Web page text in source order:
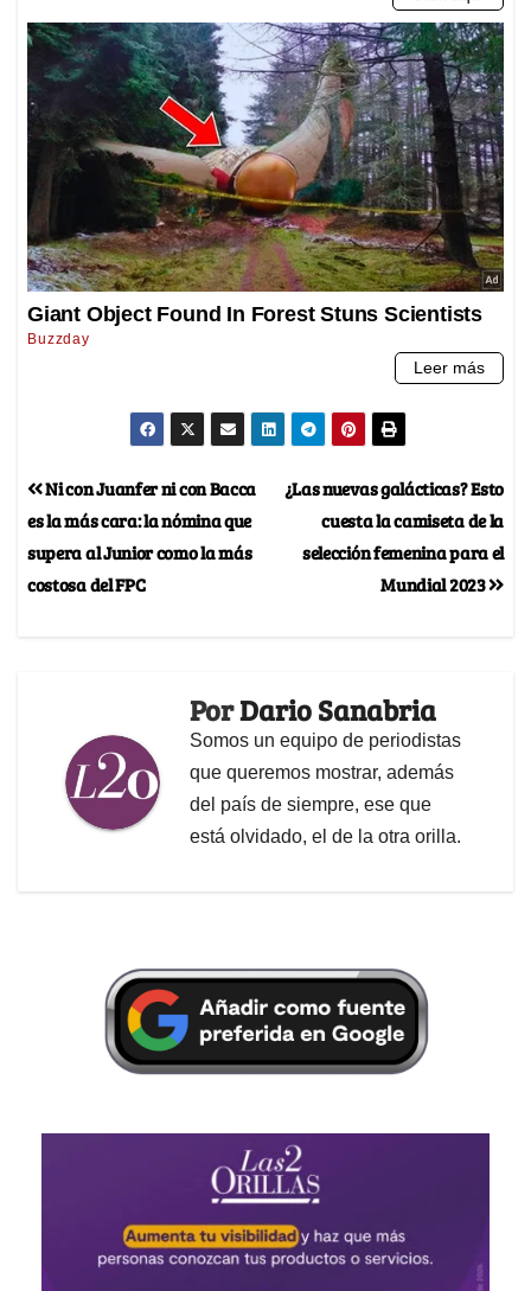
¿Las nuevas galácticas? Esto
cuesta la camiseta de la
selección femenina para el
Mundial 2023
Ni con Juanfer ni con Bacca
es la más cara: la nómina que
supera al Junior como la más
costosa del FPC
PorDario Sanabria
Somos un equipo de periodistas
que queremos mostrar, además
del país de siempre, ese que
está olvidado, el de la otra orilla.